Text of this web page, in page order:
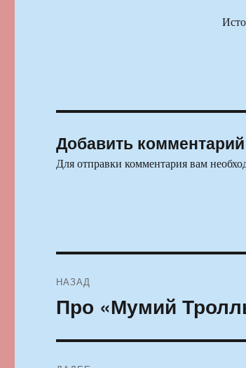
Добавить комментарий
Для отправки комментария вам
по
НАЗАД
Предыдущая
запись:
Про «Мумий